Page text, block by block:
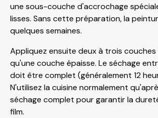
une sous-couche d'accrochage
lisses. Sans cette préparation, la
quelques semaines.
Appliquez ensuite deux à trois
qu'une couche épaisse. Le séchage
doit être complet (généralement 12
N'utilisez la cuisine normalement
séchage complet pour garantir la
film.